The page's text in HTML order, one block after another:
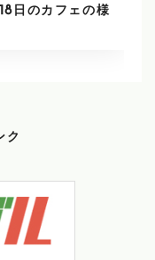
日のカフェの様
ク